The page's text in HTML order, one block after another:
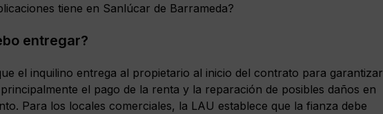
tiene en Sanlúcar de Barrameda?
entregar?
el inquilino entrega al propietario al inicio del contrato para garantizar
el pago de la renta y la reparación de posibles daños en
Para los locales comerciales, la LAU establece que la fianza debe